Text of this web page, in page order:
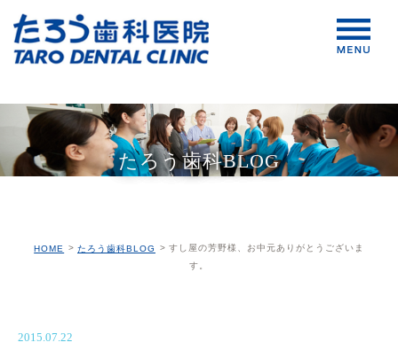
たろう歯科BLOG
HOME たろう歯科BLOG
すし屋の芳野様、お中元ありがとうございま
す。
2015.07.22